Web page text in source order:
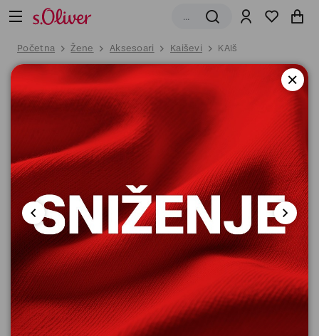
Početna Žene Aksesoari Kaiševi KAIš